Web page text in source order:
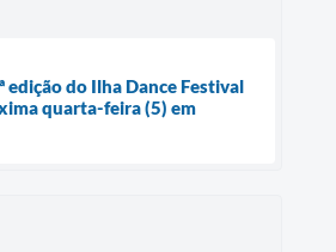
edição do Ilha Dance Festival
quarta-feira (5) em